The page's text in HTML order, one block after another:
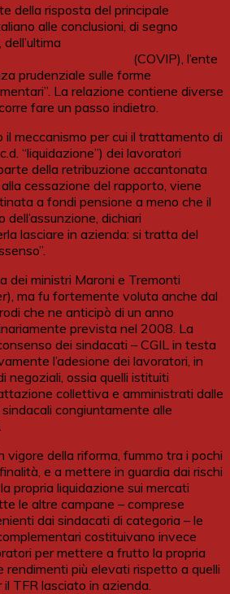
della risposta del principale
alle conclusioni, di segno
(COVIP), l’ente
prudenziale sulle forme
La relazione contiene diverse
fare un passo indietro.
meccanismo per cui il trattamento di
“liquidazione”) dei lavoratori
della retribuzione accantonata
cessazione del rapporto, viene
a fondi pensione a meno che il
dichiari
lasciare in azienda: si tratta del
dei ministri Maroni e Tremonti
), ma fu fortemente voluta anche dal
che ne anticipò di un anno
prevista nel 2008. La
dei sindacati – CGIL in testa
l’adesione dei lavoratori, in
negoziali, ossia quelli istituiti
collettiva e amministrati dalle
congiuntamente alle
vigore della riforma, fummo tra i pochi
e a mettere in guardia dai rischi
propria liquidazione sui mercati
le altre campane – comprese
dai sindacati di categoria – le
costituivano invece
per mettere a frutto la propria
rendimenti più elevati rispetto a quelli
TFR lasciato in azienda.